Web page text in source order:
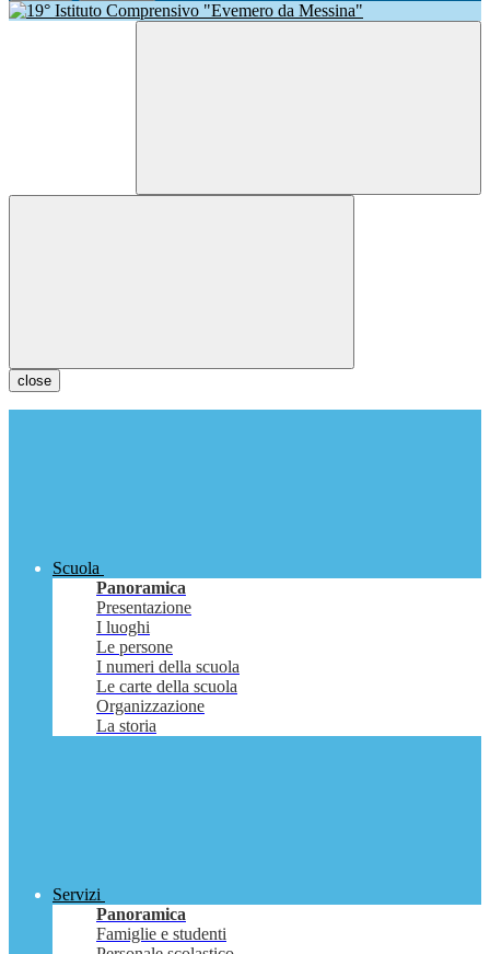
close
Scuola
Panoramica
Presentazione
I luoghi
Le persone
I numeri della scuola
Le carte della scuola
Organizzazione
La storia
Servizi
Panoramica
Famiglie e studenti